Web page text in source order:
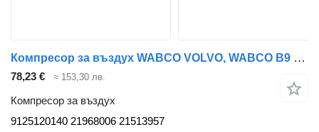
Компресор за въздух WABCO VOLVO, WABCO B9 (01.10-) 9125120140 за автобус Volvo B7, B8, B9, B12 bus (2005-)
78,23 € ≈ 153,30 лв.
Компресор за въздух
9125120140 21968006 21513957